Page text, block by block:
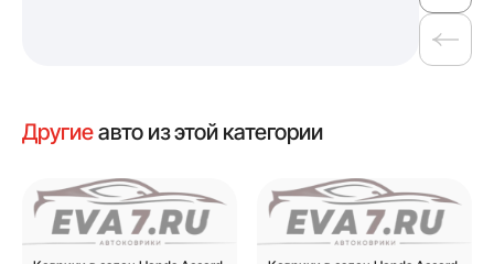
Другиеавто из этой категории